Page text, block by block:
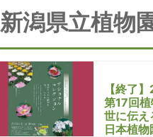
新潟県立植物
【終了
第17回
世に伝え
日本植